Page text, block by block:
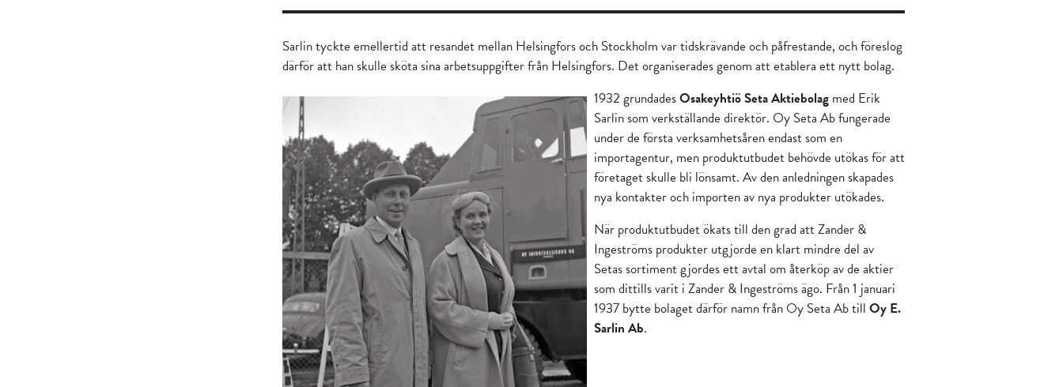
Sarlin tyckte emellertid att resandet mellan Helsingfors och Stockholm var tidskrävande och påfrestande, och föreslog
därför att han skulle sköta sina arbetsuppgifter från Helsingfors. Det organiserades genom att etablera ett nytt bolag.
1932 grundadesOsakeyhtiö Seta Aktiebolagmed Erik
Sarlin som verkställande direktör. Oy Seta Ab fungerade
under de första verksamhetsåren endast som en
importagentur, men produktutbudet behövde utökas för att
företaget skulle bli lönsamt. Av den anledningen skapades
nya kontakter och importen av nya produkter utökades.
När produktutbudet ökats till den grad att Zander &
Ingeströms produkter utgjorde en klart mindre del av
Setas sortiment gjordes ett avtal om återköp av de aktier
som dittills varit i Zander & Ingeströms ägo. Från 1 januari
1937 bytte bolaget därför namn från Oy Seta Ab till Oy E.
Sarlin Ab.